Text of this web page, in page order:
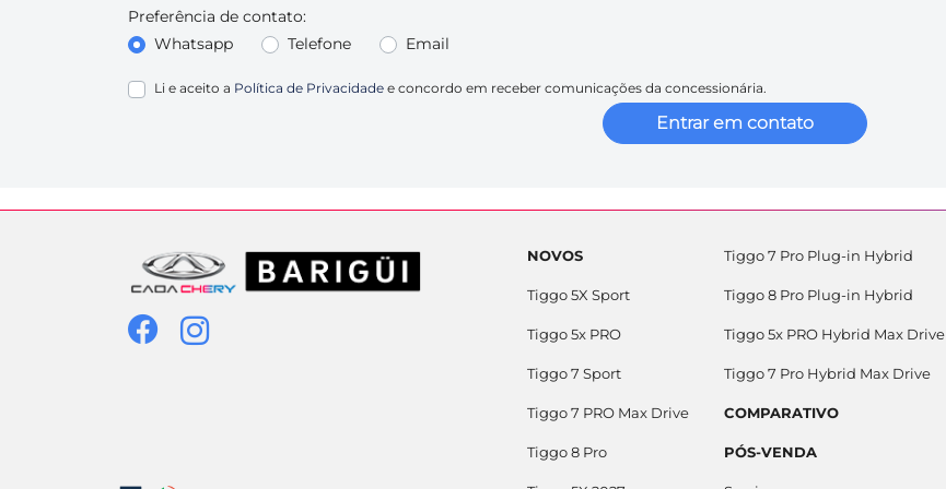
Preferência de contato:
Whatsapp
Telefone Email
Li e aceito a Política de Privacidade e concordo em receber comunicações da concessionária.
Entrar em contato
NOVOS
Tiggo 5X Sport
Tiggo 5x PRO
Tiggo 7 Sport
Tiggo 7 PRO Max Drive
Tiggo 8 Pro
Tiggo 7 Pro Plug-in Hybrid
Tiggo 8 Pro Plug-in Hybrid
Tiggo 5x PRO Hybrid Max Drive
Tiggo 7 Pro Hybrid Max Drive
COMPARATIVO
PÓS-VENDA